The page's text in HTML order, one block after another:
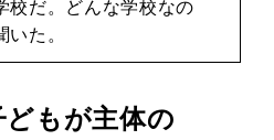
校だ。どんな学校なの
た。
もが主体の